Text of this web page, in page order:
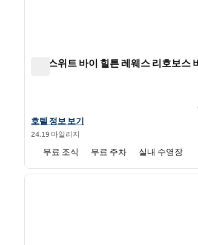
홈2 스위트 바이 힐튼 레웨스 리호보스
홈2 스위트 바이 힐튼 레우스 리호보스 비치의
호텔 정보 보기
24.19 마일리지
무료 조식 무료 주차 실내 수영장
1/12